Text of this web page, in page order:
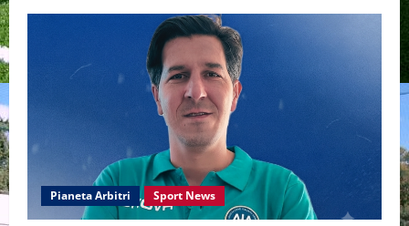
Pianeta Arbitri Sport News